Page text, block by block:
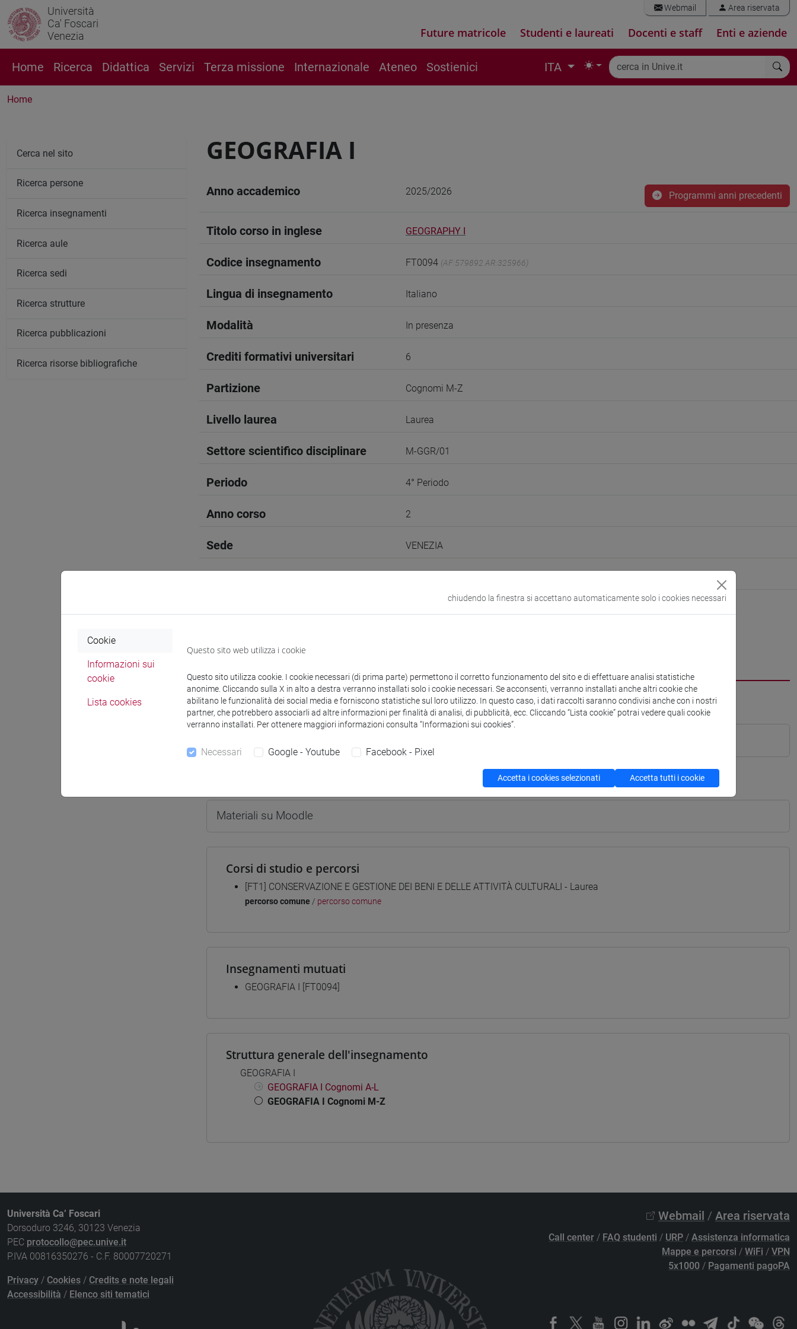
Università
Ca' Foscari
Venezia
Webmail Area riservata
Future matricole Studenti e laureati Docenti e staff Enti e aziende
Home Ricerca Didattica Servizi Terza missione Internazionale Ateneo Sostienici ITA
Home
GEOGRAFIA I
Anno accademico 2025/2026 Programmi anni precedenti
Titolo corso in inglese GEOGRAPHY I
Codice insegnamento FT0094 (AF:579892 AR:325966)
Lingua di insegnamento Italiano
Modalità In presenza
Crediti formativi universitari 6
Partizione Cognomi M-Z
Livello laurea Laurea
Settore scientifico disciplinare M-GGR/01
Periodo 4° Periodo
Anno corso 2
Sede VENEZIA
Docenti
Materiali su Moodle
Corsi di studio e percorsi
[FT1] CONSERVAZIONE E GESTIONE DEI BENI E DELLE ATTIVITÀ CULTURALI - Laurea
percorso comune / percorso comune
Insegnamenti mutuati
GEOGRAFIA I [FT0094]
Struttura generale dell'insegnamento
GEOGRAFIA I
GEOGRAFIA I Cognomi A-L
GEOGRAFIA I Cognomi M-Z
Cerca nel sito
Ricerca persone
Ricerca insegnamenti
Ricerca aule
Ricerca sedi
Ricerca strutture
Ricerca pubblicazioni
Ricerca risorse bibliografiche
Università Ca’ Foscari
Dorsoduro 3246, 30123 Venezia
PEC protocollo@pec.unive.it
P.IVA 00816350276 - C.F. 80007720271
Privacy / Cookies / Credits e note legali
Accessibilità / Elenco siti tematici
Webmail / Area riservata
Call center / FAQ studenti / URP / Assistenza informatica
Mappe e percorsi / WiFi / VPN
5x1000 / Pagamenti pagoPA
chiudendo la finestra si accettano automaticamente solo i cookies necessari
Cookie
Informazioni sui
cookie
Lista cookies
Questo sito web utilizza i cookie
Questo sito utilizza cookie. I cookie necessari (di prima parte) permettono il corretto funzionamento del sito e di effettuare analisi statistiche
anonime. Cliccando sulla X in alto a destra verranno installati solo i cookie necessari. Se acconsenti, verranno installati anche altri cookie che
abilitano le funzionalità dei social media e forniscono statistiche sul loro utilizzo. In questo caso, i dati raccolti saranno condivisi anche con i nostri
partner, che potrebbero associarli ad altre informazioni per finalità di analisi, di pubblicità, ecc. Cliccando “Lista cookie” potrai vedere quali cookie
verranno installati. Per ottenere maggiori informazioni consulta “Informazioni sui cookies”.
Necessari Google - Youtube Facebook - Pixel
Accetta i cookies selezionati Accetta tutti i cookie